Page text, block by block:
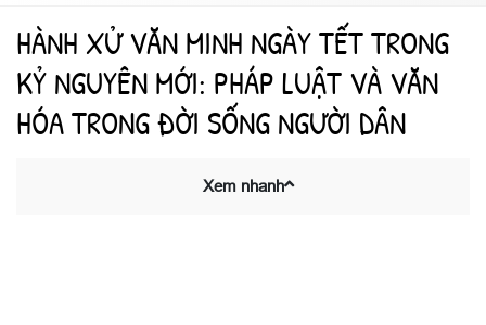
HÀNH XỬ VĂN MINH NGÀY TẾT TRONG
KỶ NGUYÊN MỚI: PHÁP LUẬT VÀ VĂN
HÓA TRONG ĐỜI SỐNG NGƯỜI DÂN
Xem nhanh